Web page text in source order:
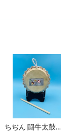
ちぢん 闘牛太鼓